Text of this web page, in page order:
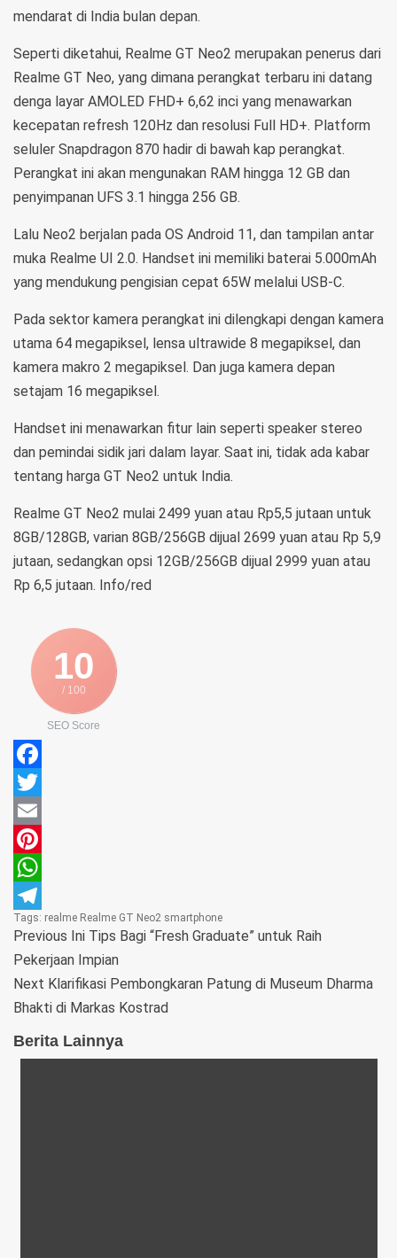
mendarat di India bulan depan.
Seperti diketahui, Realme GT Neo2 merupakan penerus dari
Realme GT Neo, yang dimana perangkat terbaru ini datang
denga layar AMOLED FHD+ 6,62 inci yang menawarkan
kecepatan refresh 120Hz dan resolusi Full HD+. Platform
seluler Snapdragon 870 hadir di bawah kap perangkat.
Perangkat ini akan mengunakan RAM hingga 12 GB dan
penyimpanan UFS 3.1 hingga 256 GB.
Lalu Neo2 berjalan pada OS Android 11, dan tampilan antar
muka Realme UI 2.0. Handset ini memiliki baterai 5.000mAh
yang mendukung pengisian cepat 65W melalui USB-C.
Pada sektor kamera perangkat ini dilengkapi dengan kamera
utama 64 megapiksel, lensa ultrawide 8 megapiksel, dan
kamera makro 2 megapiksel. Dan juga kamera depan
setajam 16 megapiksel.
Handset ini menawarkan fitur lain seperti speaker stereo
dan pemindai sidik jari dalam layar. Saat ini, tidak ada kabar
tentang harga GT Neo2 untuk India.
Realme GT Neo2 mulai 2499 yuan atau Rp5,5 jutaan untuk
8GB/128GB, varian 8GB/256GB dijual 2699 yuan atau Rp 5,9
jutaan, sedangkan opsi 12GB/256GB dijual 2999 yuan atau
Rp 6,5 jutaan. Info/red
10
/ 100
SEO Score
Facebook
Twitter
Email
Pinterest
WhatsApp
Telegram
Tags: realme Realme GT Neo2 smartphone
Previous Ini Tips Bagi “Fresh Graduate” untuk Raih
Pekerjaan Impian
Next Klarifikasi Pembongkaran Patung di Museum Dharma
Bhakti di Markas Kostrad
Berita Lainnya